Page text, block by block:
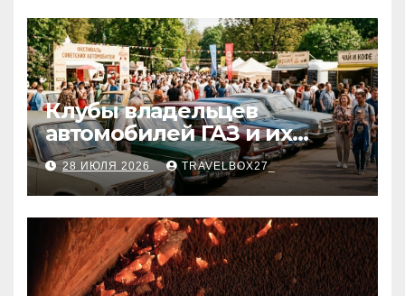
Клубы владельцев
автомобилей ГАЗ и их
мероприятия
28 ИЮЛЯ 2026 TRAVELBOX27_